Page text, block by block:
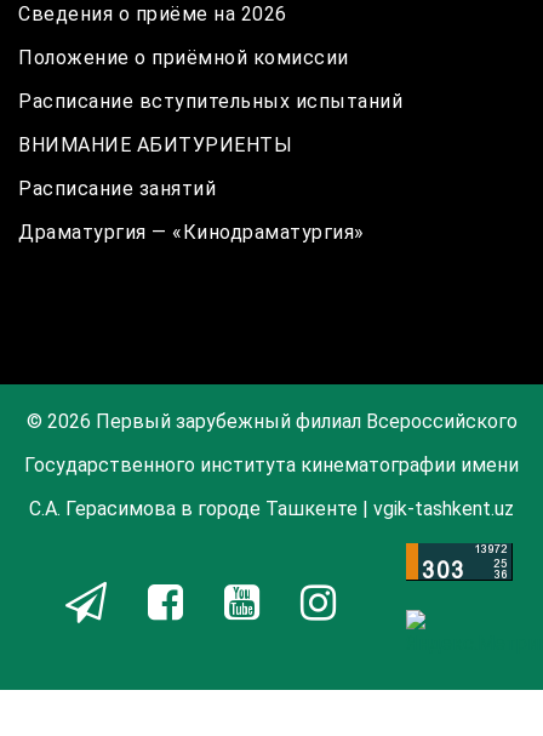
Сведения о приёме на 2026
Положение о приёмной комиссии
Расписание вступительных испытаний
ВНИМАНИЕ АБИТУРИЕНТЫ
Расписание занятий
Драматургия — «Кинодраматургия»
© 2026 Первый зарубежный филиал Всероссийского
Государственного института кинематографии имени
С.А. Герасимова в городе Ташкенте | vgik-tashkent.uz